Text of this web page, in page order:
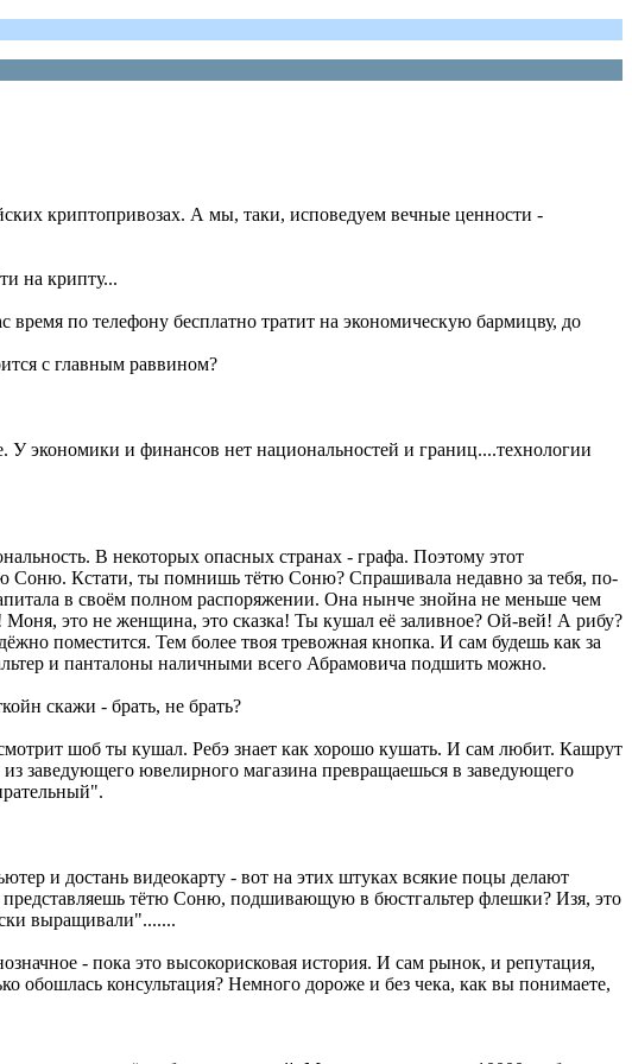
криптопривозах. А мы, таки, исповедуем вечные ценности -
на крипту...
по телефону бесплатно тратит на экономическую бармицву, до
с главным раввином?
экономики и финансов нет национальностей и границ....технологии
В некоторых опасных странах - графа. Поэтому этот
Соню. Кстати, ты помнишь тётю Соню? Спрашивала недавно за тебя, по-
в своём полном распоряжении. Она нынче знойна не меньше чем
Моня, это не женщина, это сказка! Ты кушал её заливное? Ой-вей! А рибу?
поместится. Тем более твоя тревожная кнопка. И сам будешь как за
и панталоны наличными всего Абрамовича подшить можно.
скажи - брать, не брать?
шоб ты кушал. Ребэ знает как хорошо кушать. И сам любит. Кашрут
заведующего ювелирного магазина превращаешься в заведующего
и достань видеокарту - вот на этих штуках всякие поцы делают
тётю Соню, подшивающую в бюстгальтер флешки? Изя, это
выращивали".......
- пока это высокорисковая история. И сам рынок, и репутация,
обошлась консультация? Немного дороже и без чека, как вы понимаете,